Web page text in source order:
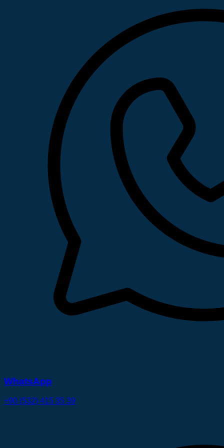
WhatsApp
+90 (532) 415 35 39